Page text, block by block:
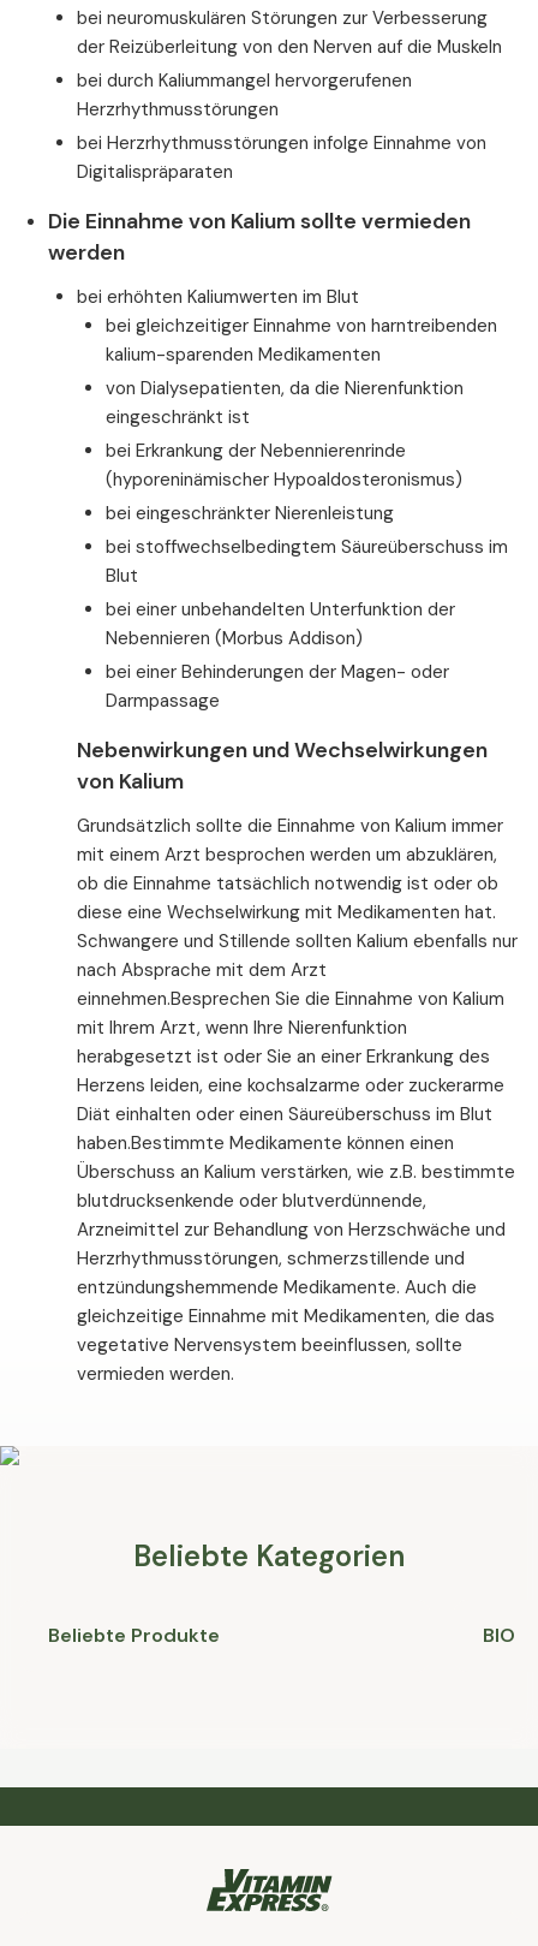
bei neuromuskulären Störungen zur Verbesserung
der Reizüberleitung von den Nerven auf die Muskeln
bei durch Kaliummangel hervorgerufenen
Herzrhythmusstörungen
bei Herzrhythmusstörungen infolge Einnahme von
Digitalispräparaten
Die Einnahme von Kalium sollte vermieden
werden
bei erhöhten Kaliumwerten im Blut
bei gleichzeitiger Einnahme von harntreibenden
kalium-sparenden Medikamenten
von Dialysepatienten, da die Nierenfunktion
eingeschränkt ist
bei Erkrankung der Nebennierenrinde
(hyporeninämischer Hypoaldosteronismus)
bei eingeschränkter Nierenleistung
bei stoffwechselbedingtem Säureüberschuss im
Blut
bei einer unbehandelten Unterfunktion der
Nebennieren (Morbus Addison)
bei einer Behinderungen der Magen- oder
Darmpassage
Nebenwirkungen und Wechselwirkungen
von Kalium
Grundsätzlich sollte die Einnahme von Kalium immer
mit einem Arzt besprochen werden um abzuklären,
ob die Einnahme tatsächlich notwendig ist oder ob
diese eine Wechselwirkung mit Medikamenten hat.
Schwangere und Stillende sollten Kalium ebenfalls nur
nach Absprache mit dem Arzt
einnehmen.Besprechen Sie die Einnahme von Kalium
mit Ihrem Arzt, wenn Ihre Nierenfunktion
herabgesetzt ist oder Sie an einer Erkrankung des
Herzens leiden, eine kochsalzarme oder zuckerarme
Diät einhalten oder einen Säureüberschuss im Blut
haben.Bestimmte Medikamente können einen
Überschuss an Kalium verstärken, wie z.B. bestimmte
blutdrucksenkende oder blutverdünnende,
Arzneimittel zur Behandlung von Herzschwäche und
Herzrhythmusstörungen, schmerzstillende und
entzündungshemmende Medikamente. Auch die
gleichzeitige Einnahme mit Medikamenten, die das
vegetative Nervensystem beeinflussen, sollte
vermieden werden.
Beliebte Kategorien
Beliebte Produkte BIO